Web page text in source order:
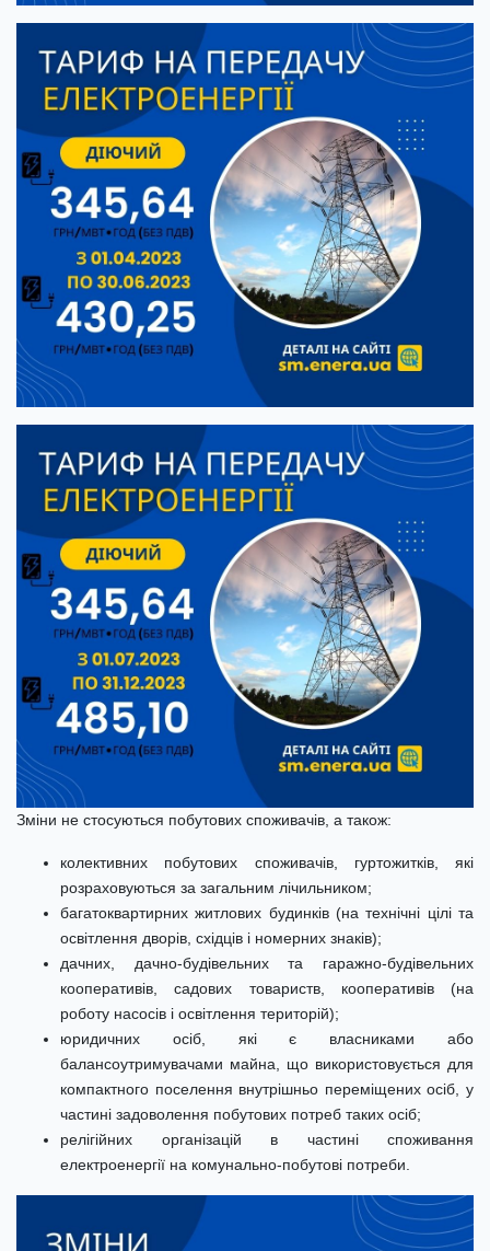
Зміни не стосуються побутових споживачів, а також:
колективних побутових споживачів, гуртожитків, які
розраховуються за загальним лічильником;
багатоквартирних житлових будинків (на технічні цілі та
освітлення дворів, східців і номерних знаків);
дачних, дачно-будівельних та гаражно-будівельних
кооперативів, садових товариств, кооперативів (на
роботу насосів і освітлення територій);
юридичних осіб, які є власниками або
балансоутримувачами майна, що використовується для
компактного поселення внутрішньо переміщених осіб, у
частині задоволення побутових потреб таких осіб;
релігійних організацій в частині споживання
електроенергії на комунально-побутові потреби.